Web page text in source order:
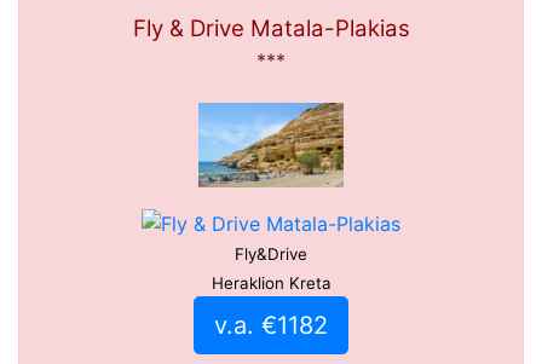
Fly & Drive Matala-Plakias
***
Fly&Drive
Heraklion Kreta
v.a. €1182